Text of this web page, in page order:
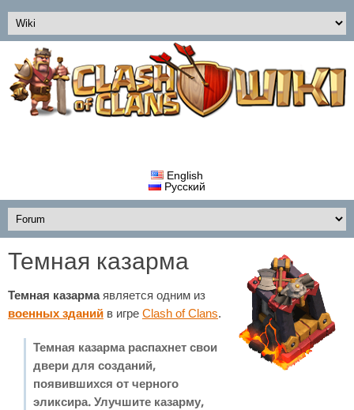
English
Русский
Темная казарма
Темная казармаявляется одним из
военных зданий в игре Clash of Clans.
Темная казарма распахнет свои
двери для созданий,
появившихся от черного
эликсира. Улучшите казарму,